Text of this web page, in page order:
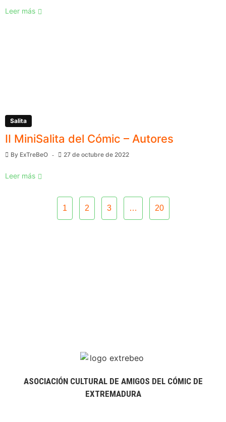
Leer más
Salita
II MiniSalita del Cómic – Autores
By ExTreBeO 27 de octubre de 2022
Leer más
1 2 3 … 20
ASOCIACIÓN CULTURAL DE AMIGOS DEL CÓMIC DE
EXTREMADURA